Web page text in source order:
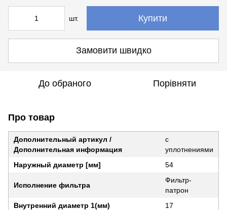
шт. Купити
Замовити швидко
До обраного Порівняти
Про товар
Дополнительный артикул /
Дополнительная информация
с
уплотнениями
Наружный диаметр [мм]
54
Исполнение фильтра
Фильтр-
патрон
Внутренний диаметр 1(мм)
17